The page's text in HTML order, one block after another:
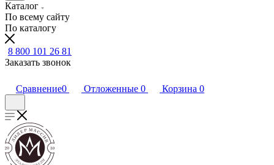
Каталог
По всему сайту
По каталогу
8 800 101 26 81
Заказать звонок
Сравнение0 Отложенные 0 Корзина 0